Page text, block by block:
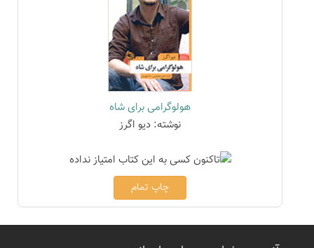
هولوگرامی برای شاه
نوشته: دیو اگرز
چاپ تمام